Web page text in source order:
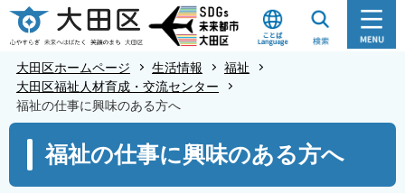
こ
の
の
頭
大田区ホームページ 生活情報
福祉
大田区福祉人材育成・交流センター
福祉の仕事に興味のある方へ
こ
福祉の仕事に興味のある方へ